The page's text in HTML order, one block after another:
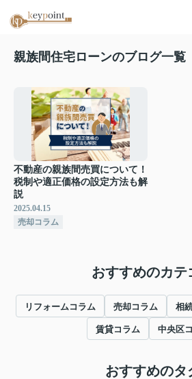
親族間住宅ローンのブログ一覧
不動産の親族間売買について！
税制や適正価格の設定方法も解
説
2025.04.15
売却コラム
おすすめのカテ
リフォームコラム 売却コラム 相
賃貸コラム 中央区
おすすめのタ